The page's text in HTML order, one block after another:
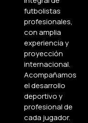
futbolistas
profesionales,
con amplia
experiencia y
proyección
internacional.
Acompañamos
el desarrollo
deportivo y
profesional de
cada jugador.